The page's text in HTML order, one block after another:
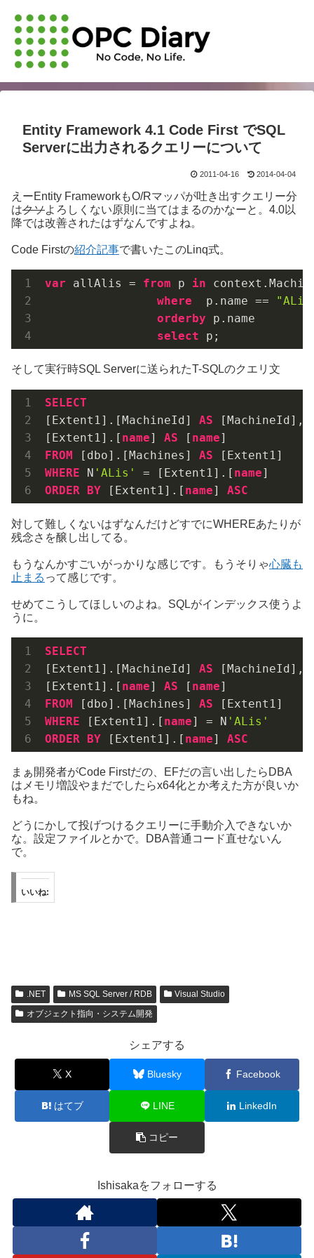
Entity Framework 4.1 Code First でSQL
Serverに出力されるクエリーについて
2011-04-16 2014-04-04
えーEntity FrameworkもO/Rマッパが吐き出すクエリー分
はクソよろしくない原則に当てはまるのかなーと。4.0以
降では改善されたはずなんですよね。
Code Firstの紹介記事で書いたこのLinq式。
var allAlis = from p in
where
  p.name ==
orderby p.name
select
そして実行時SQL Serverに送られたT-SQLのクエリ文
SELECT
[Extent1].[MachineId] AS [MachineId],
[Extent1].[ name] AS [ name
FROM [dbo].[Machines] AS
WHERE N 'ALis' = [Extent1].[ name
ORDER BY [Extent1].[ name] ASC
対して難しくないはずなんだけどすでにWHEREあたりが
残念さを醸し出してる。
もうなんかすごいがっかりな感じです。もうそりゃ心臓も
止まる って感じです。
せめてこうしてほしいのよね。SQLがインデックス使うよ
うに。
SELECT
[Extent1].[MachineId] AS [MachineId],
[Extent1].[ name] AS [ name
FROM [dbo].[Machines] AS
WHERE [Extent1].[ name] = N 'ALis'
ORDER
BY [Extent1].[ name] ASC
まぁ開発者がCode Firstだの、EFだの言い出したらDBA
はメモリ増設やまだでしたらx64化とか考えた方が良いか
もね。
どうにかして投げつけるクエリーに手動介入できないか
な。設定ファイルとかで。DBA普通コード直せないん
で。
いいね:
.NET MS SQL Server / RDB
Visual Studio
オブジェクト指向・システム開発
シェアする
X Bluesky Facebook
はてブ LINE LinkedIn
コピー
Ishisakaをフォローする